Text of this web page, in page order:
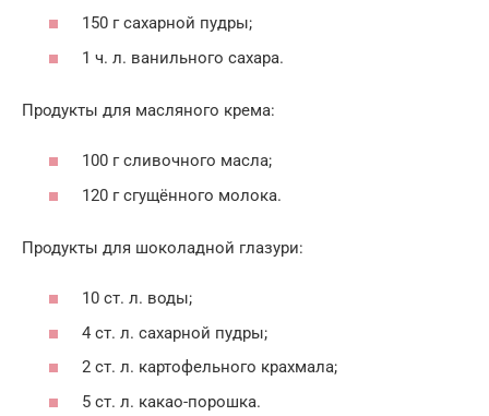
150 г сахарной пудры;
1 ч. л. ванильного сахара.
Продукты для масляного крема:
100 г сливочного масла;
120 г сгущённого молока.
Продукты для шоколадной глазури:
10 ст. л. воды;
4 ст. л. сахарной пудры;
2 ст. л. картофельного крахмала;
5 ст. л. какао-порошка.